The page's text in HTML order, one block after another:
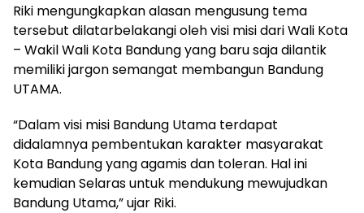
Riki mengungkapkan alasan mengusung tema
tersebut dilatarbelakangi oleh visi misi dari Wali Kota
– Wakil Wali Kota Bandung yang baru saja dilantik
memiliki jargon semangat membangun Bandung
UTAMA.
“Dalam visi misi Bandung Utama terdapat
didalamnya pembentukan karakter masyarakat
Kota Bandung yang agamis dan toleran. Hal ini
kemudian Selaras untuk mendukung mewujudkan
Bandung Utama,” ujar Riki.